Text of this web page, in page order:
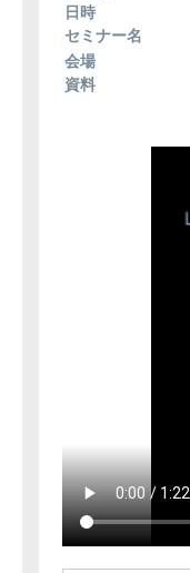
日時
セミナー名
会場
資料